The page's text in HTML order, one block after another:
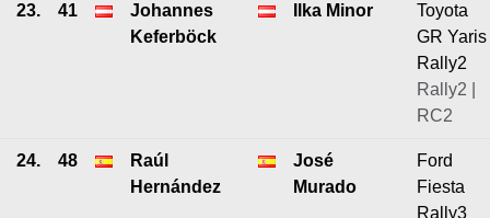
23. 41
Johannes
Keferböck
Ilka Minor
Toyota
GR Yaris
Rally2
Rally2 |
RC2
24. 48
Raúl
Hernández
José
Murado
Ford
Fiesta
Rally3